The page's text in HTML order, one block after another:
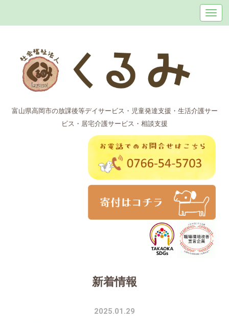
富山県高岡市の放課後等デイサービス・児童発達支援・生活介護サー
ビス・居宅介護サービス・相談支援
新着情報
2025.01.29